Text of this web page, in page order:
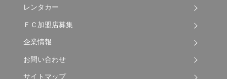
レンタカー
ＦＣ加盟店募集
企業情報
お問い合わせ
サイトマップ